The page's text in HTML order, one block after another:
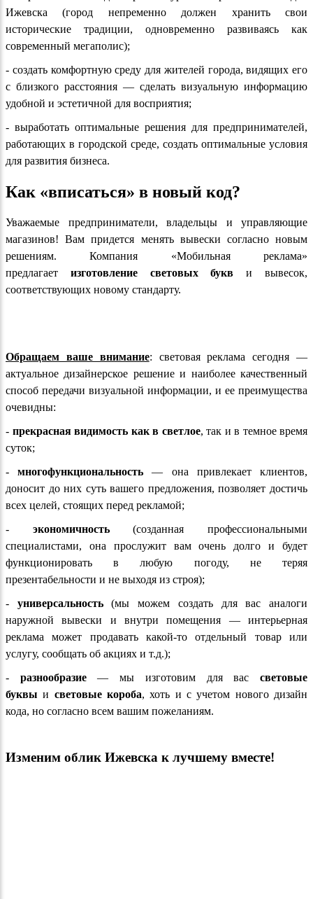
Ижевска (город непременно должен хранить свои
исторические традиции, одновременно развиваясь как
современный мегаполис);
- создать комфортную среду для жителей города, видящих его
с близкого расстояния — сделать визуальную информацию
удобной и эстетичной для восприятия;
- выработать оптимальные решения для предпринимателей,
работающих в городской среде, создать оптимальные условия
для развития бизнеса.
Как «вписаться» в новый код?
Уважаемые предприниматели, владельцы и управляющие
магазинов! Вам придется менять вывески согласно новым
решениям. Компания «Мобильная реклама»
предлагает изготовление световых букв и вывесок,
соответствующих новому стандарту.
Обращаем ваше внимание: световая реклама сегодня —
актуальное дизайнерское решение и наиболее качественный
способ передачи визуальной информации, и ее преимущества
очевидны:
- прекрасная видимость как в светлое, так и в темное время
суток;
-многофункциональность — она привлекает клиентов,
доносит до них суть вашего предложения, позволяет достичь
всех целей, стоящих перед рекламой;
- экономичность(созданная профессиональными
специалистами, она прослужит вам очень долго и будет
функционировать в любую погоду, не теряя
презентабельности и не выходя из строя);
- универсальность(мы можем создать для вас аналоги
наружной вывески и внутри помещения — интерьерная
реклама может продавать какой-то отдельный товар или
услугу, сообщать об акциях и т.д.);
- разнообразие— мы изготовим для вассветовые
буквы и световые короба, хоть и с учетом нового дизайн
кода, но согласно всем вашим пожеланиям.
Изменим облик Ижевска к лучшему вместе!